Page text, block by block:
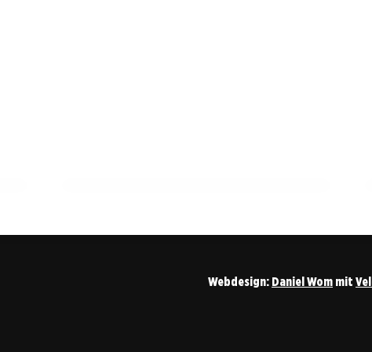
Webdesign: Daniel Wom mit